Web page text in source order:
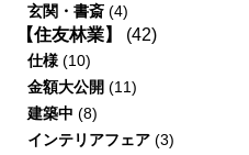
玄関・書斎 (4)
【住友林業】 (42)
仕様 (10)
金額大公開 (11)
建築中 (8)
インテリアフェア (3)